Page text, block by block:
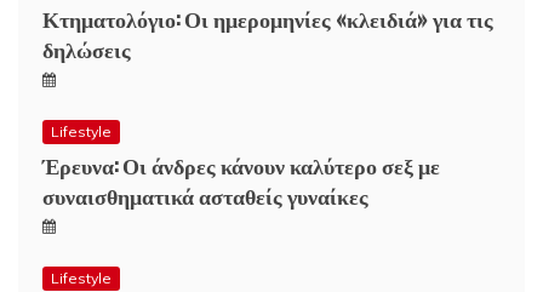
Κτηματολόγιο: Οι ημερομηνίες «κλειδιά» για τις
δηλώσεις
Lifestyle
Έρευνα: Οι άνδρες κάνουν καλύτερο σεξ με
συναισθηματικά ασταθείς γυναίκες
Lifestyle